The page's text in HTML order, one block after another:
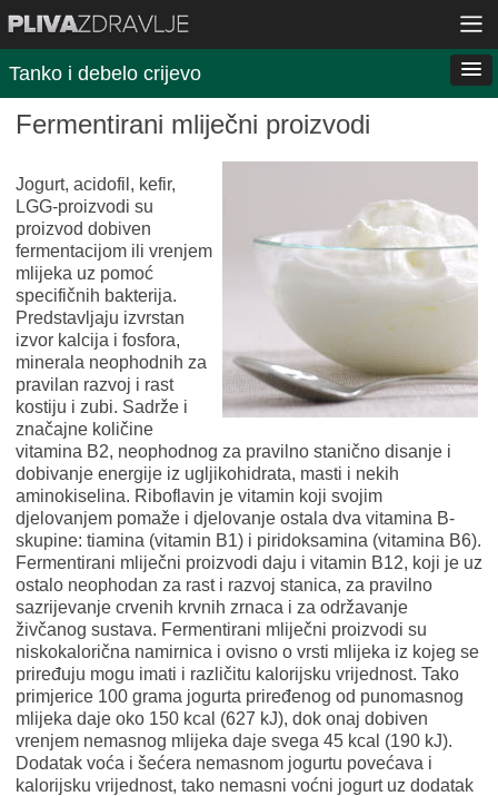
Tanko i debelo crijevo
Fermentirani mliječni proizvodi
Jogurt, acidofil, kefir,
LGG-proizvodi su
proizvod dobiven
fermentacijom ili vrenjem
mlijeka uz pomoć
specifičnih bakterija.
Predstavljaju izvrstan
izvor kalcija i fosfora,
minerala neophodnih za
pravilan razvoj i rast
kostiju i zubi. Sadrže i
značajne količine
vitamina B2, neophodnog za pravilno stanično disanje i
dobivanje energije iz ugljikohidrata, masti i nekih
aminokiselina. Riboflavin je vitamin koji svojim
djelovanjem pomaže i djelovanje ostala dva vitamina B-
skupine: tiamina (vitamin B1) i piridoksamina (vitamina B6).
Fermentirani mliječni proizvodi daju i vitamin B12, koji je uz
ostalo neophodan za rast i razvoj stanica, za pravilno
sazrijevanje crvenih krvnih zrnaca i za održavanje
živčanog sustava. Fermentirani mliječni proizvodi su
niskokalorična namirnica i ovisno o vrsti mlijeka iz kojeg se
priređuju mogu imati i različitu kalorijsku vrijednost. Tako
primjerice 100 grama jogurta priređenog od punomasnog
mlijeka daje oko 150 kcal (627 kJ), dok onaj dobiven
vrenjem nemasnog mlijeka daje svega 45 kcal (190 kJ).
Dodatak voća i šećera nemasnom jogurtu povećava i
kalorijsku vrijednost, tako nemasni voćni jogurt uz dodatak